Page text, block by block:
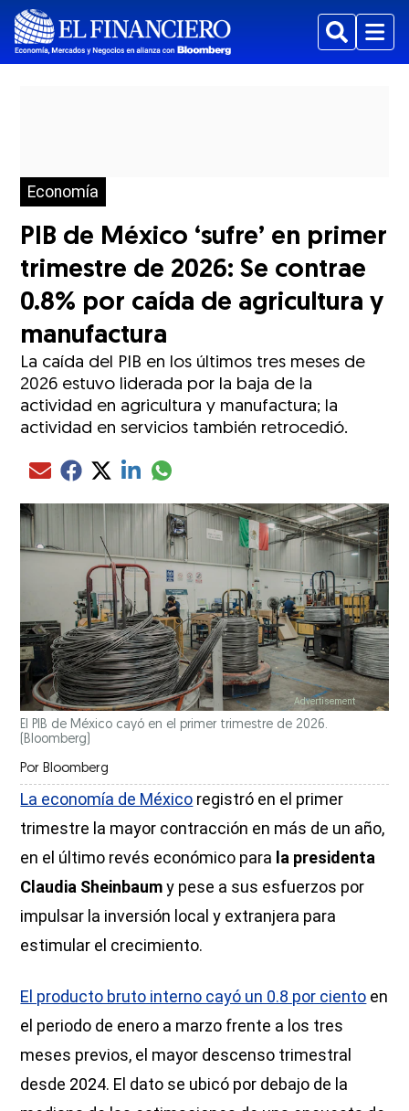
BuscarMenu
Economía
PIB de México ‘sufre’ en primer
trimestre de 2026: Se contrae
0.8% por caída de agricultura y
manufactura
La caída del PIB en los últimos tres meses de
2026 estuvo liderada por la baja de la
actividad en agricultura y manufactura; la
actividad en servicios también retrocedió.
Compartir el artículo actual mediante Email
Compartir el artículo actual mediante Facebook
Compartir el artículo actual mediante Twitter
Compartir el artículo actual mediante LinkedIn
Compartir el artículo actual mediante
El PIB de México cayó en el primer trimestre de 2026.
(Bloomberg)
Por Bloomberg
La economía de México registró en el primer
trimestre la mayor contracción en más de un año,
en el último revés económico para la presidenta
Claudia Sheinbaumy pese a sus esfuerzos por
impulsar la inversión local y extranjera para
estimular el crecimiento.
El producto bruto interno cayó un 0.8 por ciento en
el periodo de enero a marzo frente a los tres
meses previos, el mayor descenso trimestral
desde 2024. El dato se ubicó por debajo de la